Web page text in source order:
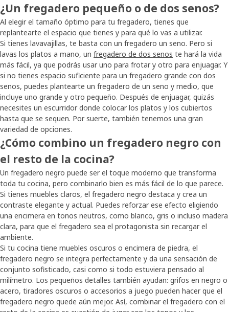
¿Un fregadero pequeño o de dos senos?
Al elegir el tamaño óptimo para tu fregadero, tienes que
replantearte el espacio que tienes y para qué lo vas a utilizar.
Si tienes lavavajillas, te basta con un fregadero un seno. Pero si
lavas los platos a mano, un fregadero de dos senos te hará la vida
más fácil, ya que podrás usar uno para frotar y otro para enjuagar. Y
si no tienes espacio suficiente para un fregadero grande con dos
senos, puedes plantearte un fregadero de un seno y medio, que
incluye uno grande y otro pequeño. Después de enjuagar, quizás
necesites un escurridor donde colocar los platos y los cubiertos
hasta que se sequen. Por suerte, también tenemos una gran
variedad de opciones.
¿Cómo combino un fregadero negro con
el resto de la cocina?
Un fregadero negro puede ser el toque moderno que transforma
toda tu cocina, pero combinarlo bien es más fácil de lo que parece.
Si tienes muebles claros, el fregadero negro destaca y crea un
contraste elegante y actual. Puedes reforzar ese efecto eligiendo
una encimera en tonos neutros, como blanco, gris o incluso madera
clara, para que el fregadero sea el protagonista sin recargar el
ambiente.
Si tu cocina tiene muebles oscuros o encimera de piedra, el
fregadero negro se integra perfectamente y da una sensación de
conjunto sofisticado, casi como si todo estuviera pensado al
milímetro. Los pequeños detalles también ayudan: grifos en negro o
acero, tiradores oscuros o accesorios a juego pueden hacer que el
fregadero negro quede aún mejor. Así, combinar el fregadero con el